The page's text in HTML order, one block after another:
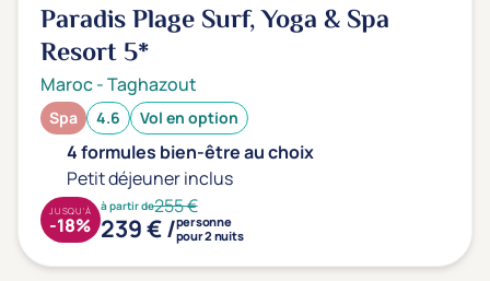
Paradis Plage Surf, Yoga & Spa
Resort5*
Maroc-Taghazout
Spa 4.6 Vol en option
4 formules bien-être au choix
Petit déjeuner inclus
à partir de255 €
239 € /personne
pour 2 nuits
JUSQU'À
-18%